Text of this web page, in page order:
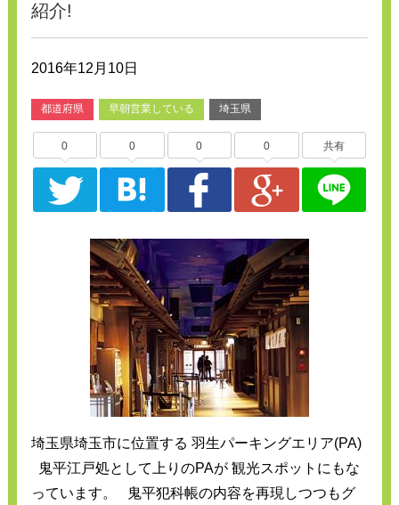
紹介!
2016年12月10日
都道府県 早朝営業している 埼玉県
0 0 0 0 共有
埼玉県埼玉市に位置する 羽生パーキングエリア(PA)
鬼平江戸処として上りのPAが 観光スポットにもな
っています。 鬼平犯科帳の内容を再現しつつもグ